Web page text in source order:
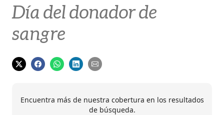
Día del donador de
sangre
Encuentra más de nuestra cobertura en los resultados
de búsqueda.